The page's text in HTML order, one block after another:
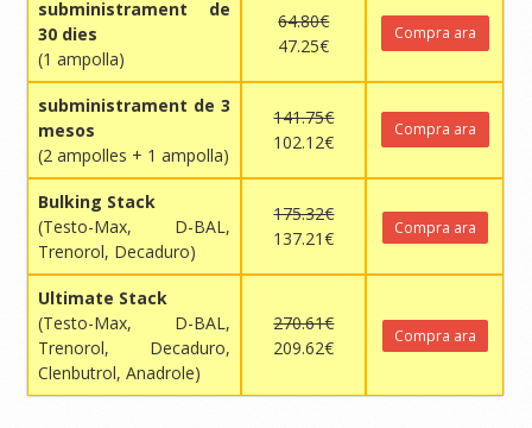
subministrament de
30 dies
(1 ampolla)
64.80€
47.25€
Compra ara
subministrament de 3
mesos
(2 ampolles + 1 ampolla)
141.75€
102.12€
Compra ara
Bulking Stack
(Testo-Max, D-BAL,
Trenorol, Decaduro)
175.32€
137.21€
Compra ara
Ultimate Stack
(Testo-Max, D-BAL,
Trenorol, Decaduro,
Clenbutrol, Anadrole)
270.61€
209.62€
Compra ara